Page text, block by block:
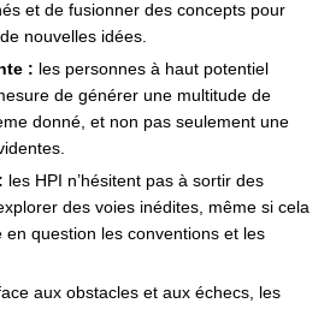
et de fusionner des concepts pour
nouvelles idées.
: les personnes à haut potentiel
de générer une multitude de
donné, et non pas seulement une
les HPI n’hésitent pas à sortir des
des voies inédites, même si cela
en question les conventions et les
aux obstacles et aux échecs, les